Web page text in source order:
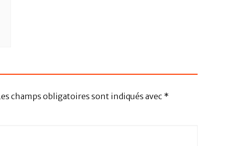
champs obligatoires sont indiqués avec *